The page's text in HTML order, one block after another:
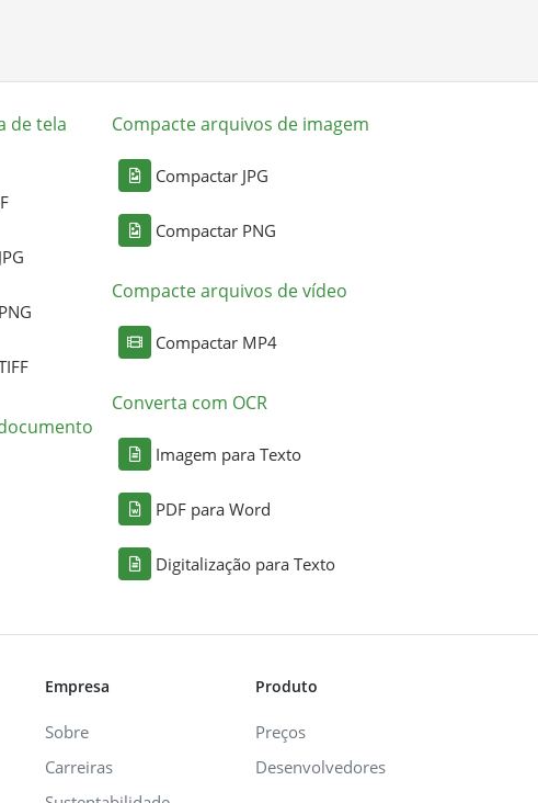
de tela
Compacte arquivos de imagem
Compactar JPG
Compactar PNG
Compacte arquivos de vídeo
Compactar MP4
Converta com OCR
Imagem para Texto
PDF para Word
Digitalização para Texto
Empresa
Sobre
Carreiras
Produto
Preços
Desenvolvedores